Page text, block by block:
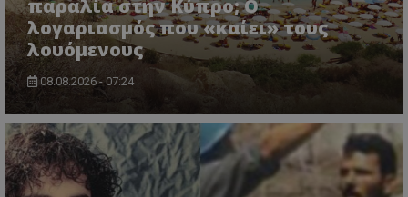
παραλία στην Κύπρο; Ο
λογαριασμός που «καίει» τους
λουόμενους
08.08.2026 - 07:24